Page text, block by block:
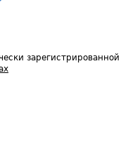
зарегистрированной